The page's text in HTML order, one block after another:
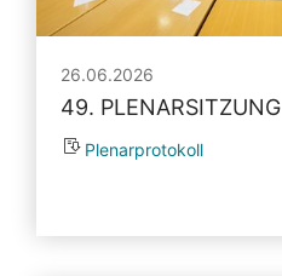
26.06.2026
49. PLENARSITZUNG
Plenarprotokoll